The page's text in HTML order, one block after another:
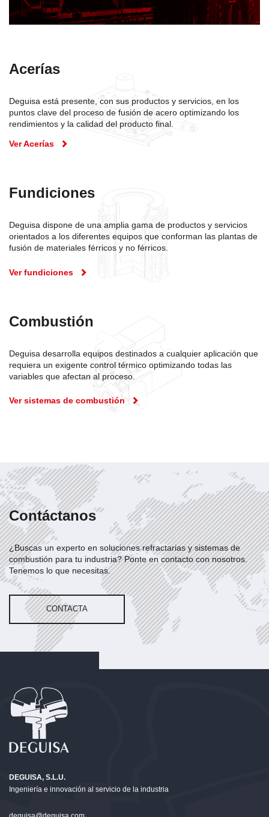
Acerías
Deguisa está presente, con sus productos y servicios, en los
puntos clave del proceso de fusión de acero optimizando los
rendimientos y la calidad del producto final.
Ver Acerías
Fundiciones
Deguisa dispone de una amplia gama de productos y servicios
orientados a los diferentes equipos que conforman las plantas de
fusión de materiales férricos y no férricos.
Ver fundiciones
Combustión
Deguisa desarrolla equipos destinados a cualquier aplicación que
requiera un exigente control térmico optimizando todas las
variables que afectan al proceso.
Ver sistemas de combustión
Contáctanos
¿Buscas un experto en soluciones refractarias y sistemas de
combustión para tu industria? Ponte en contacto con nosotros.
Tenemos lo que necesitas.
CONTACTA
DEGUISA, S.L.U.
Ingeniería e innovación al servicio de la industria